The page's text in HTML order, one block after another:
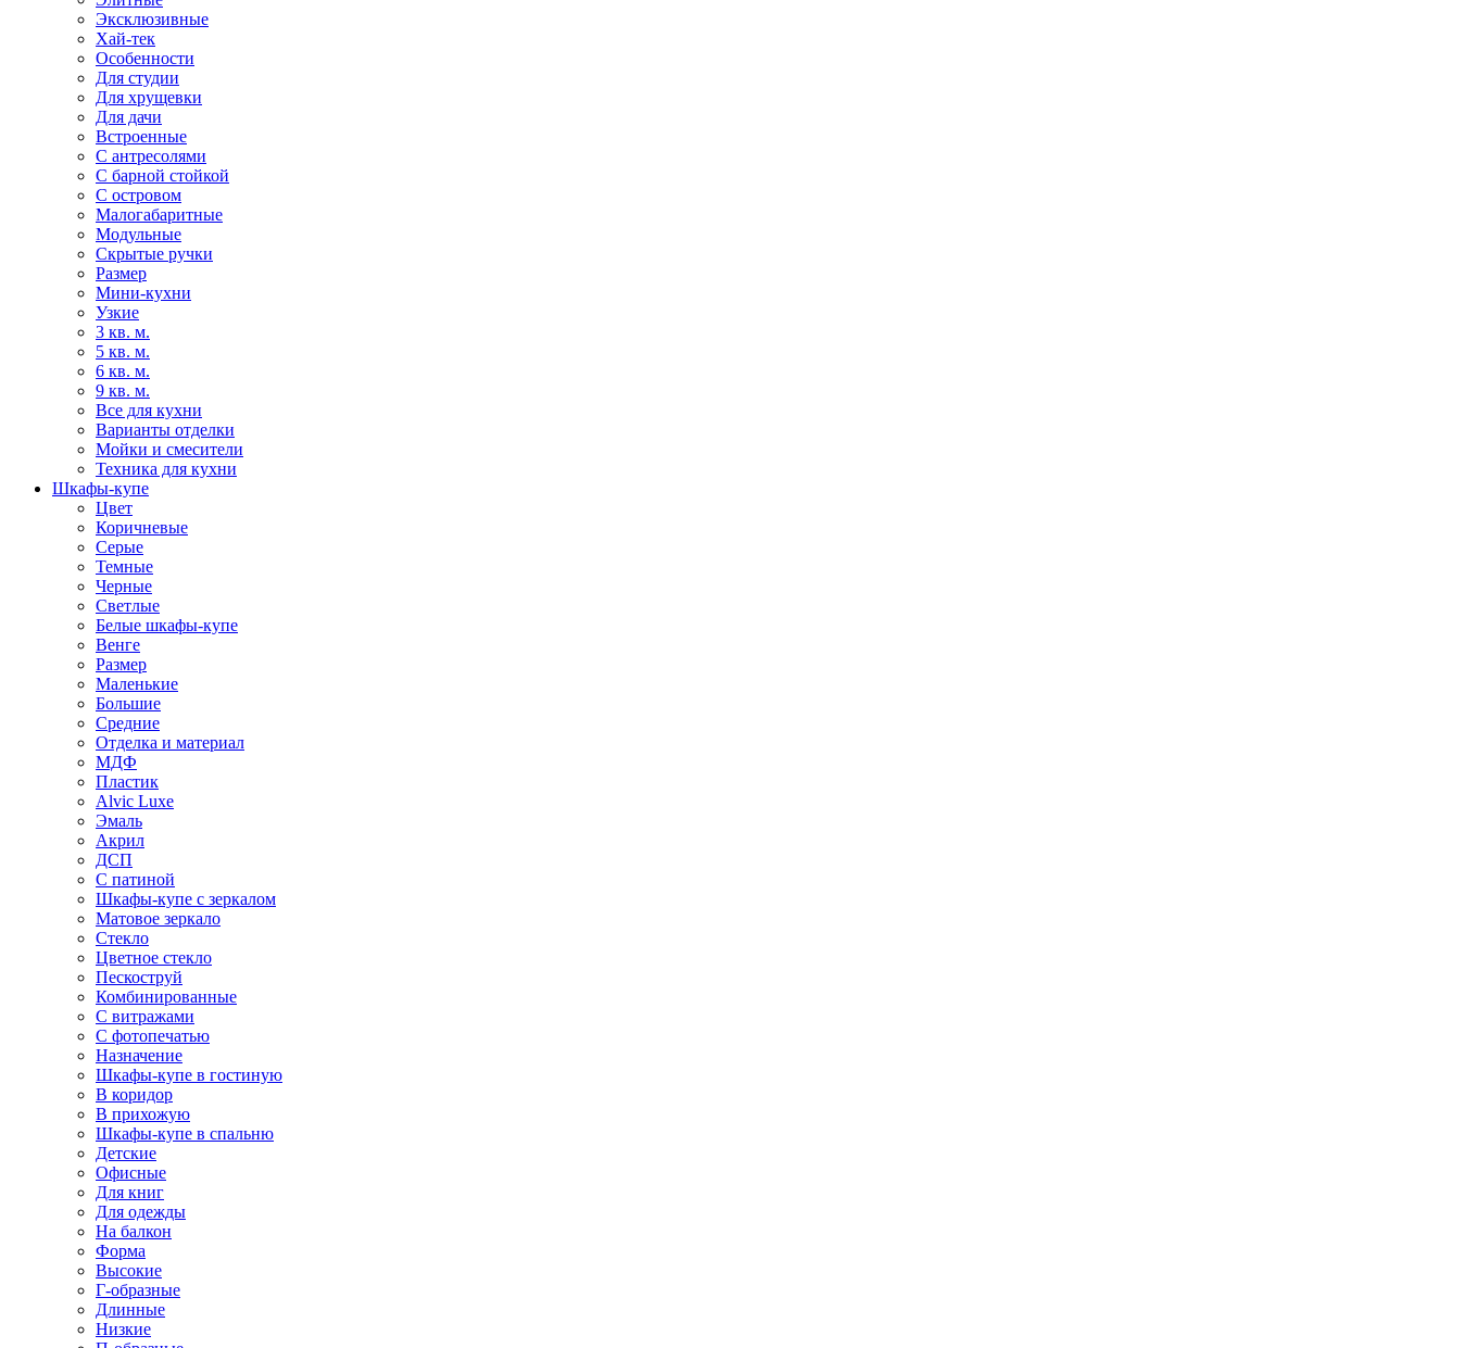
Эксклюзивные
Хай-тек
Особенности
Для студии
Для хрущевки
Для дачи
Встроенные
С антресолями
С барной стойкой
С островом
Малогабаритные
Модульные
Скрытые ручки
Размер
Мини-кухни
Узкие
3 кв. м.
5 кв. м.
6 кв. м.
9 кв. м.
Все для кухни
Варианты отделки
Мойки и смесители
Техника для кухни
Шкафы-купе
Цвет
Коричневые
Серые
Темные
Черные
Светлые
Белые шкафы-купе
Венге
Размер
Маленькие
Большие
Средние
Отделка и материал
МДФ
Пластик
Alvic Luxe
Эмаль
Акрил
ДСП
С патиной
Шкафы-купе с зеркалом
Матовое зеркало
Стекло
Цветное стекло
Пескоструй
Комбинированные
С витражами
С фотопечатью
Назначение
Шкафы-купе в гостиную
В коридор
В прихожую
Шкафы-купе в спальню
Детские
Офисные
Для книг
Для одежды
На балкон
Форма
Высокие
Г-образные
Длинные
Низкие